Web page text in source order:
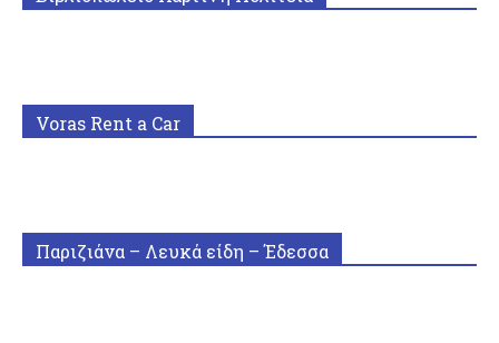
Voras Rent a Car
Παριζιάνα – Λευκά είδη – Έδεσσα